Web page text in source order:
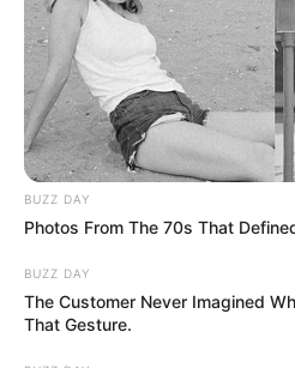
BUZZ DAY
Photos From The 70s That
BUZZ DAY
The Customer Never Imagined
That Gesture.